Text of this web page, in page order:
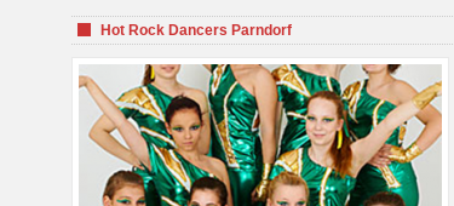
Hot Rock Dancers Parndorf